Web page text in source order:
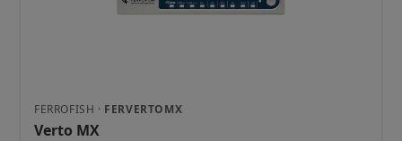
FERROFISH · FERVERTOMX
Verto MX